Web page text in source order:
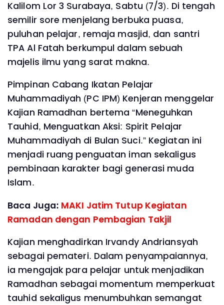
Kalilom Lor 3 Surabaya, Sabtu (7/3). Di tengah
semilir sore menjelang berbuka puasa,
puluhan pelajar, remaja masjid, dan santri
TPA Al Fatah berkumpul dalam sebuah
majelis ilmu yang sarat makna.
Pimpinan Cabang Ikatan Pelajar
Muhammadiyah (PC IPM) Kenjeran menggelar
Kajian Ramadhan bertema “Meneguhkan
Tauhid, Menguatkan Aksi: Spirit Pelajar
Muhammadiyah di Bulan Suci.” Kegiatan ini
menjadi ruang penguatan iman sekaligus
pembinaan karakter bagi generasi muda
Islam.
Baca Juga: MAKI Jatim Tutup Kegiatan
Ramadan dengan Pembagian Takjil
Kajian menghadirkan Irvandy Andriansyah
sebagai pemateri. Dalam penyampaiannya,
ia mengajak para pelajar untuk menjadikan
Ramadhan sebagai momentum memperkuat
tauhid sekaligus menumbuhkan semangat